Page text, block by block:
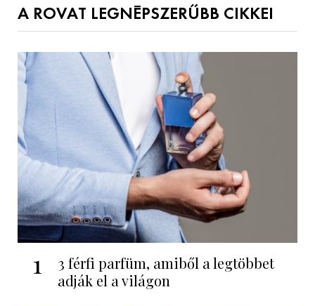
A ROVAT LEGNÉPSZERŰBB CIKKEI
1
3 férfi parfüm, amiből a legtöbbet
adják el a világon